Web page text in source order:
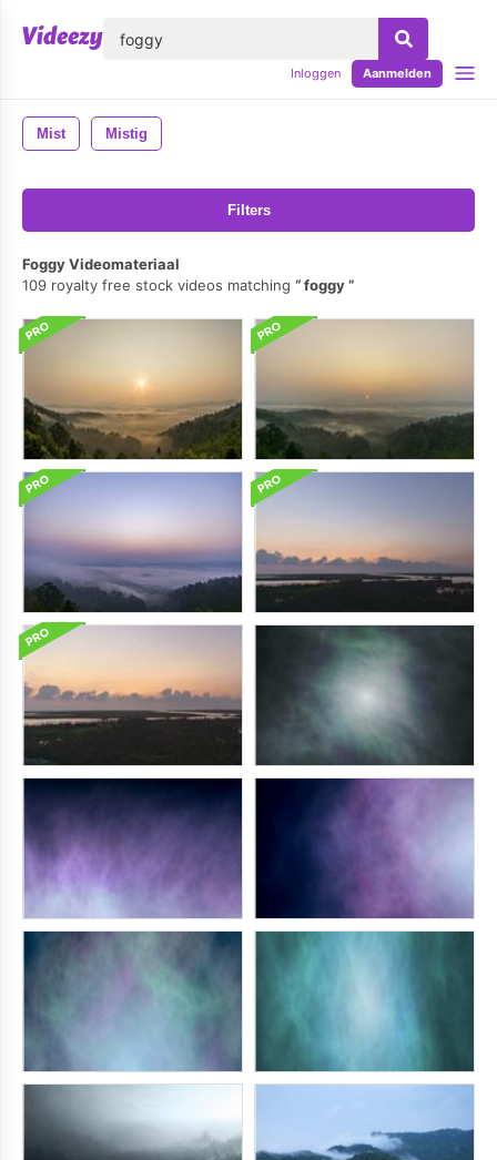
Inloggen Aanmelden
Mist Mistig
Filters
Foggy Videomateriaal
109 royalty free stock videos matching
foggy